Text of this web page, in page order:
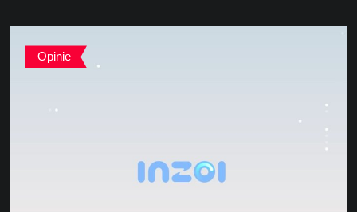
Opinie